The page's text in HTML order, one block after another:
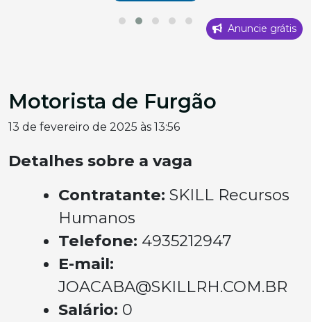
Anuncie grátis
Motorista de Furgão
13 de fevereiro de 2025 às 13:56
Detalhes sobre a vaga
Contratante: SKILL Recursos
Humanos
Telefone: 4935212947
E-mail:
JOACABA@SKILLRH.COM.BR
Salário: 0